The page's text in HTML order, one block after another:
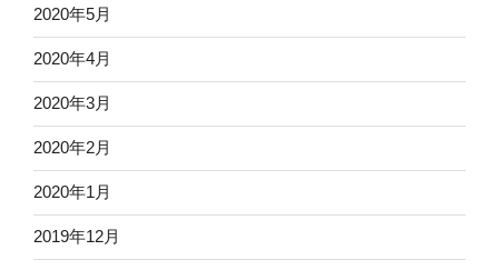
2020年5月
2020年4月
2020年3月
2020年2月
2020年1月
2019年12月